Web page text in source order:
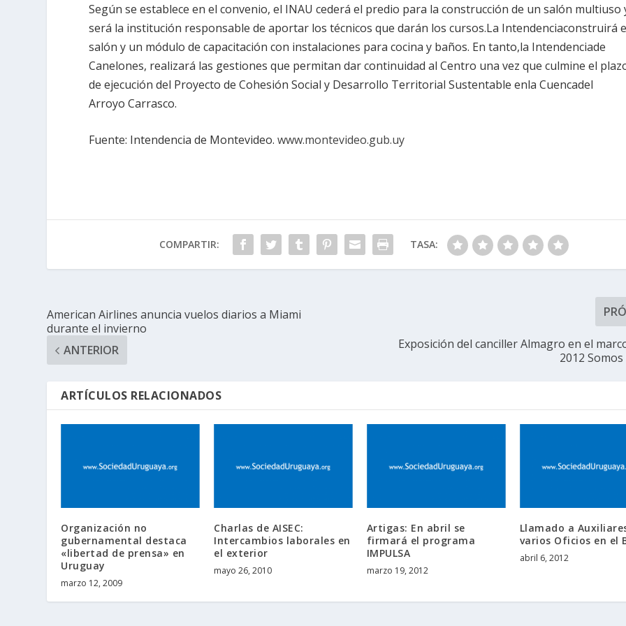
Según se establece en el convenio, el INAU cederá el predio para la construcción de un salón multiuso
será la institución responsable de aportar los técnicos que darán los cursos.La Intendenciaconstruirá
salón y un módulo de capacitación con instalaciones para cocina y baños. En tanto,la Intendenciade
Canelones, realizará las gestiones que permitan dar continuidad al Centro una vez que culmine el
de ejecución del Proyecto de Cohesión Social y Desarrollo Territorial Sustentable enla Cuencadel
Arroyo Carrasco.
Fuente: Intendencia de Montevideo.www.montevideo.gub.uy
COMPARTIR: TASA:
American Airlines anuncia vuelos diarios a Miami
durante el invierno
ANTERIOR
Exposición del canciller Almagro en el
2012
ARTÍCULOS RELACIONADOS
Organización no
gubernamental destaca
«libertad de prensa» en
Uruguay
marzo 12, 2009
Charlas de AISEC:
Intercambios laborales en
el exterior
mayo 26, 2010
Artigas: En abril se
firmará el programa
IMPULSA
marzo 19, 2012
Llamado a
varios Oficios en el
abril 6, 2012